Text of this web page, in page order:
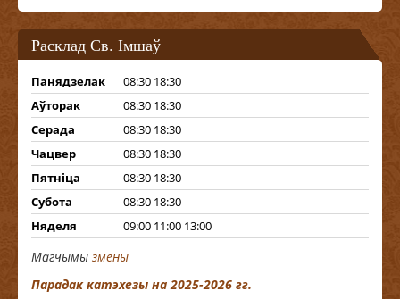
Расклад Св. Імшаў
Панядзелак
08:30 18:30
Аўторак
08:30 18:30
Серада
08:30 18:30
Чацвер
08:30 18:30
Пятніца
08:30 18:30
Субота
08:30 18:30
Няделя
09:00 11:00 13:00
Магчымы змены
Парадак катэхезы на 2025-2026 гг.